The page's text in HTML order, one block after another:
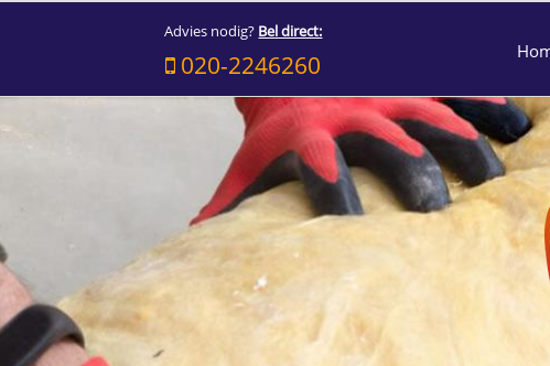
Advies nodig? Bel direct:
020-2246260